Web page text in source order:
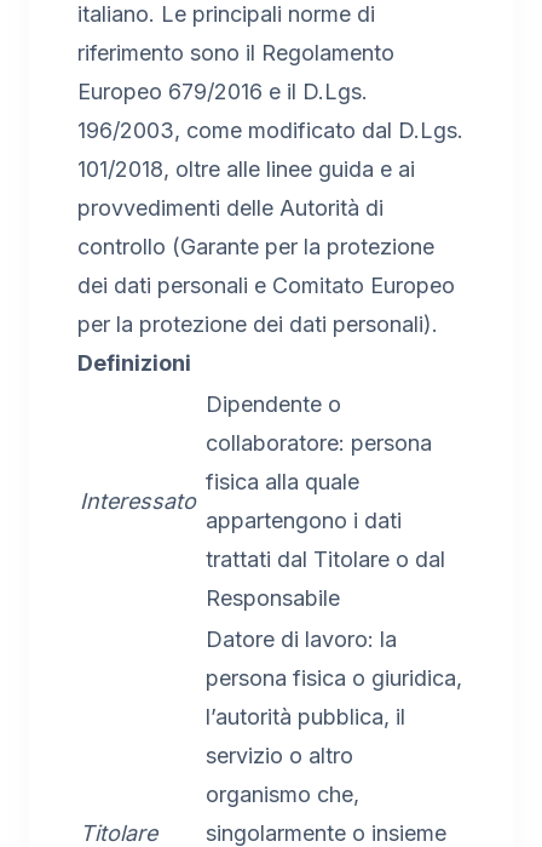
italiano. Le principali norme di
riferimento sono il Regolamento
Europeo 679/2016 e il D.Lgs.
196/2003, come modificato dal D.Lgs.
101/2018, oltre alle linee guida e ai
provvedimenti delle Autorità di
controllo (Garante per la protezione
dei dati personali e Comitato Europeo
per la protezione dei dati personali).
Definizioni
Interessato
Dipendente o
collaboratore: persona
fisica alla quale
appartengono i dati
trattati dal Titolare o dal
Responsabile
Titolare
Datore di lavoro: la
persona fisica o giuridica,
l’autorità pubblica, il
servizio o altro
organismo che,
singolarmente o insieme